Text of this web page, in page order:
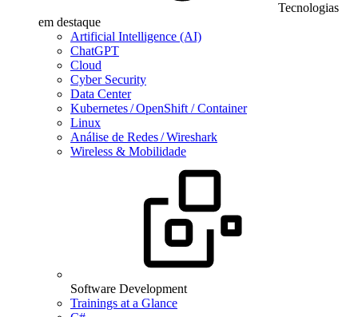
Tecnologias
em destaque
Artificial Intelligence (AI)
ChatGPT
Cloud
Cyber Security
Data Center
Kubernetes / OpenShift / Container
Linux
Análise de Redes / Wireshark
Wireless & Mobilidade
Software Development
Trainings at a Glance